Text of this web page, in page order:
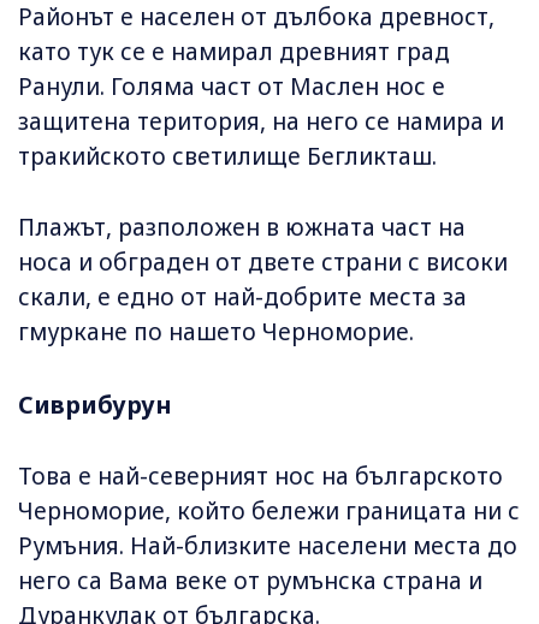
Районът е населен от дълбока древност,
като тук се е намирал древният град
Ранули. Голяма част от Маслен нос е
защитена територия, на него се намира и
тракийското светилище Бегликташ.
Плажът, разположен в южната част на
носа и обграден от двете страни с високи
скали, е едно от най-добрите места за
гмуркане по нашето Черноморие.
Сиврибурун
Това е най-северният нос на българското
Черноморие, който бележи границата ни с
Румъния. Най-близките населени места до
него са Вама веке от румънска страна и
Дуранкулак от българска.